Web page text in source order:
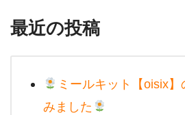
最近の投稿
ミールキット【oisix
みました